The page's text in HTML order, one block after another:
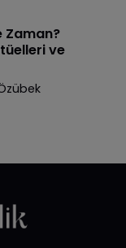
Zaman?
ve